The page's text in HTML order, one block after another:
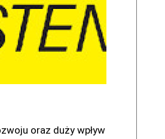
oraz duży wpływ